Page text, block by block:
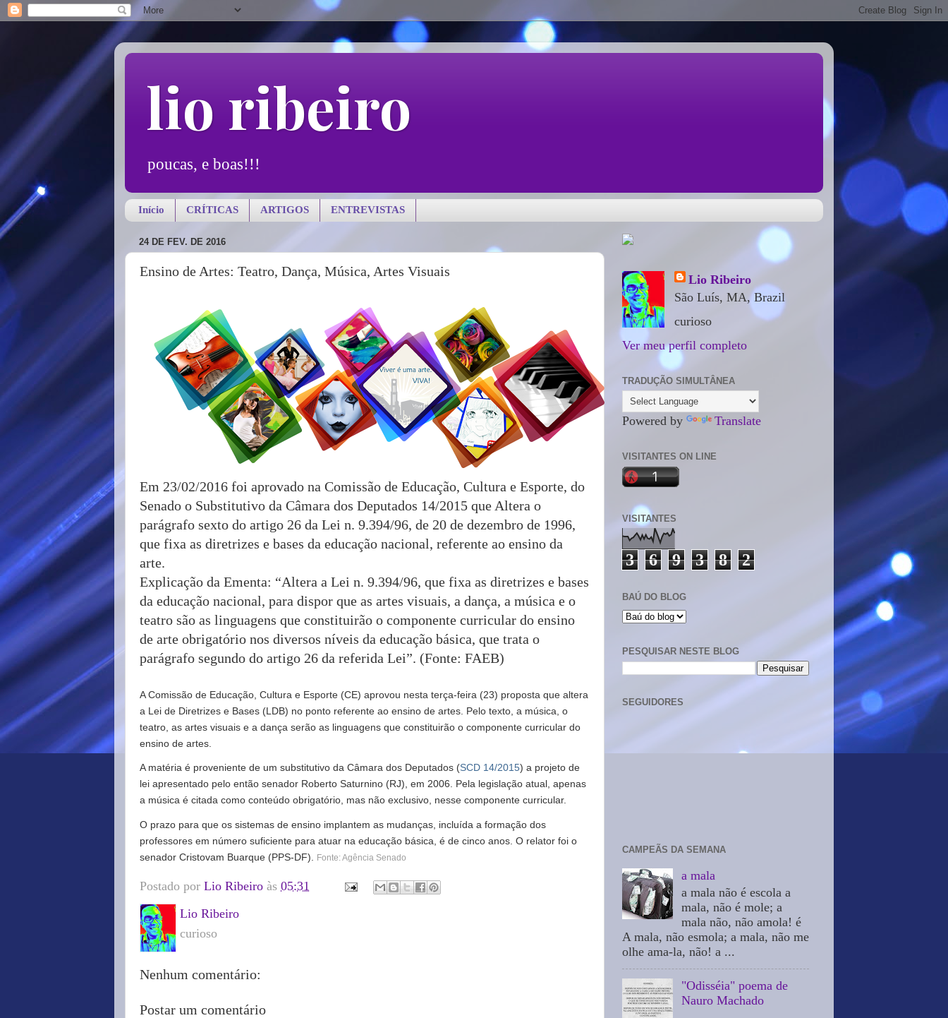
lio ribeiro
poucas, e boas!!!
Início CRÍTICAS ARTIGOS ENTREVISTAS
24 DE FEV. DE 2016
Ensino de Artes: Teatro, Dança, Música, Artes Visuais
Em 23/02/2016 foi aprovado na Comissão de Educação, Cultura e Esporte, do
Senado o Substitutivo da Câmara dos Deputados 14/2015 que Altera o
parágrafo sexto do artigo 26 da Lei n. 9.394/96, de 20 de dezembro de 1996,
que fixa as diretrizes e bases da educação nacional, referente ao ensino da
arte.
Explicação da Ementa: “Altera a Lei n. 9.394/96, que fixa as diretrizes e bases
da educação nacional, para dispor que as artes visuais, a dança, a música e o
teatro são as linguagens que constituirão o componente curricular do ensino
de arte obrigatório nos diversos níveis da educação básica, que trata o
parágrafo segundo do artigo 26 da referida Lei”. (Fonte: FAEB)
A Comissão de Educação, Cultura e Esporte (CE) aprovou nesta terça-feira (23) proposta que altera
a Lei de Diretrizes e Bases (LDB) no ponto referente ao ensino de artes. Pelo texto, a música, o
teatro, as artes visuais e a dança serão as linguagens que constituirão o componente curricular do
ensino de artes.
A matéria é proveniente de um substitutivo da Câmara dos Deputados (SCD 14/2015) a projeto de
lei apresentado pelo então senador Roberto Saturnino (RJ), em 2006. Pela legislação atual, apenas
a música é citada como conteúdo obrigatório, mas não exclusivo, nesse componente curricular.
O prazo para que os sistemas de ensino implantem as mudanças, incluída a formação dos
professores em número suficiente para atuar na educação básica, é de cinco anos. O relator foi o
senador Cristovam Buarque (PPS-DF).
Fonte: Agência Senado
Postado por Lio Ribeiro às 05:31
Lio Ribeiro
curioso
Nenhum comentário:
Postar um comentário
Lio Ribeiro
São Luís, MA, Brazil
curioso
Ver meu perfil completo
TRADUÇÃO SIMULTÂNEA
Powered by Translate
VISITANTES ON LINE
VISITANTES
3 6 9 3 8 2
BAÚ DO BLOG
PESQUISAR NESTE BLOG
SEGUIDORES
CAMPEÃS DA SEMANA
a mala
a mala não é escola a
mala, não é mole; a
mala não, não amola! é
A mala, não esmola; a mala, não me
olhe ama-la, não! a ...
"Odisséia" poema de
Nauro Machado